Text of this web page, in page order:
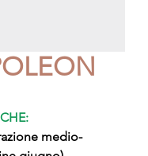
medio-